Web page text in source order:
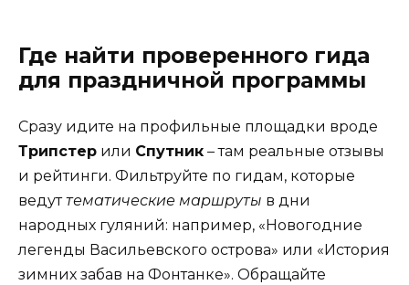
Где найти проверенного гида
для праздничной программы
Сразу идите на профильные площадки вроде
Трипстер или Спутник – там реальные отзывы
и рейтинги. Фильтруйте по гидам, которые
ведуттематические маршруты в дни
народных гуляний: например, «Новогодние
легенды Васильевского острова» или «История
зимних забав на Фонтанке». Обращайте